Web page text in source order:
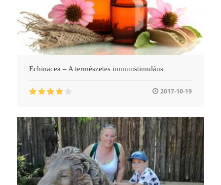
Echinacea – A természetes immunstimuláns
2017-10-19